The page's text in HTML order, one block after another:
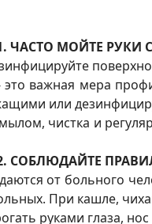
ЧАСТО МОЙТЕ
это важная мера
или
чистка и
СОБЛЮДАЙТЕ
от больного
При кашле,
руками глаза,